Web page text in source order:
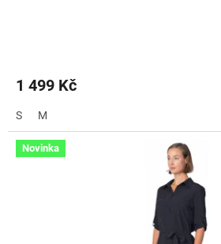
1 499 Kč
S M
Novinka